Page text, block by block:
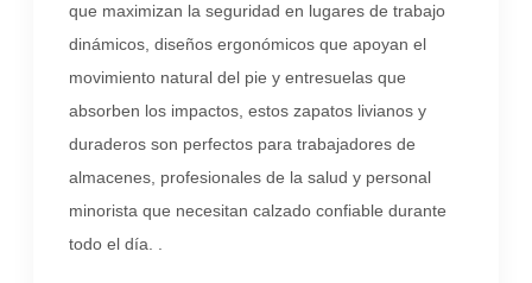
que maximizan la seguridad en lugares de trabajo
dinámicos, diseños ergonómicos que apoyan el
movimiento natural del pie y entresuelas que
absorben los impactos, estos zapatos livianos y
duraderos son perfectos para trabajadores de
almacenes, profesionales de la salud y personal
minorista que necesitan calzado confiable durante
todo el día. .